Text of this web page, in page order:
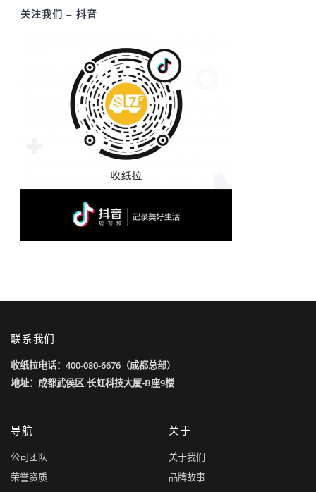
关注我们 – 抖音
联系我们
收纸拉电话：400-080-6676（成都总部）
地址：成都武侯区.长虹科技大厦-B座9楼
导航
公司团队
荣誉资质
关于
关于我们
品牌故事